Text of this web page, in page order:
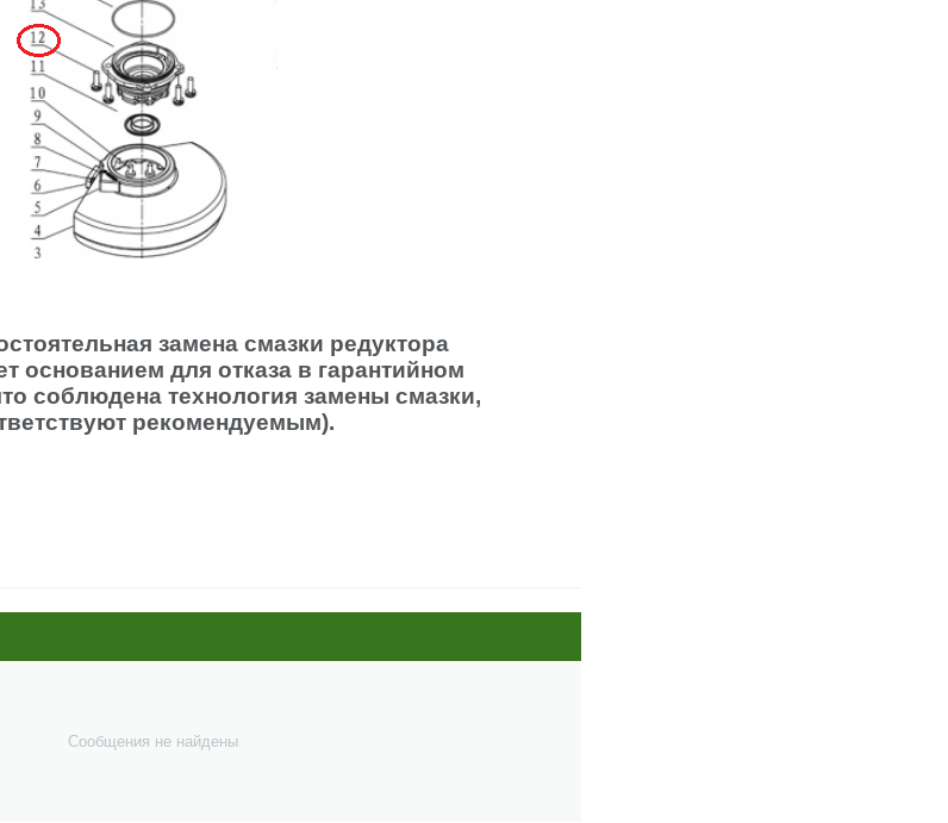
замена смазки редуктора
основанием для отказа в гарантийном
соблюдена технология замены смазки,
рекомендуемым).
Сообщения не найдены